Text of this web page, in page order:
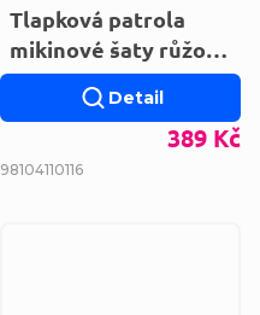
Tlapková patrola
mikinové šaty růžové
VH1327.PINK
389 Kč
Detail
98104110116